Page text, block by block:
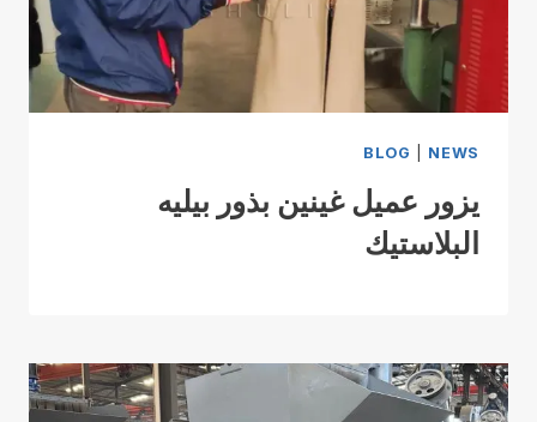
BLOG NEWS
يزور عميل غينين بذور بيليه
البلاستيك